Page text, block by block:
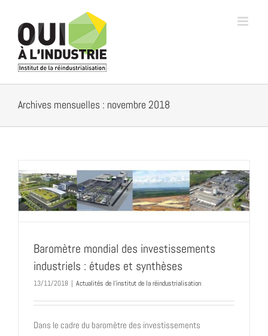
contenu
Archives mensuelles : novembre 2018
Baromètre mondial des investissements
industriels : études et synthèses
13/11/2018 | Actualités de l'institut de la réindustrialisation
Dans le cadre du baromètre des investissements